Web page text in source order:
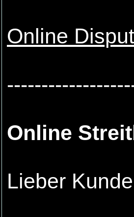
Online
Online
Lieber